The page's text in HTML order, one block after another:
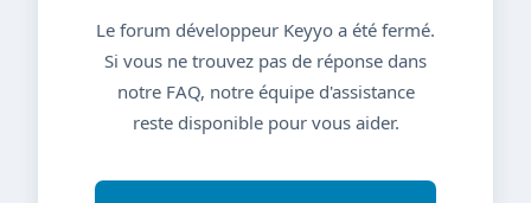
Le forum développeur Keyyo a été fermé.
Si vous ne trouvez pas de réponse dans
notre FAQ, notre équipe d'assistance
reste disponible pour vous aider.